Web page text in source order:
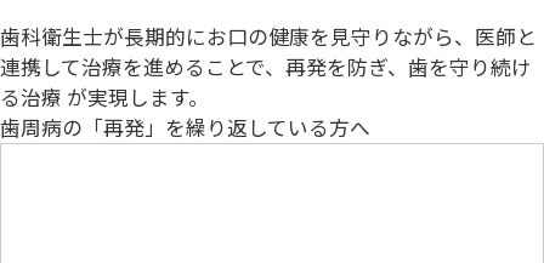
歯科衛生士が長期的にお口の健康を見守りながら、医師と
連携して治療を進めることで、再発を防ぎ、歯を守り続け
る治療 が実現します。
歯周病の「再発」を繰り返している方へ